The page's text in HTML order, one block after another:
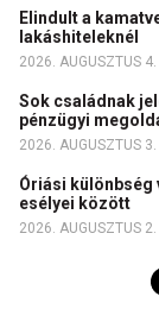
Elindult a
lakáshiteleknél
2026. AUGUSZTUS 4.
Sok családnak
pénzügyi
2026. AUGUSZTUS 3.
Óriási
esélyei között
2026. AUGUSZTUS 2.